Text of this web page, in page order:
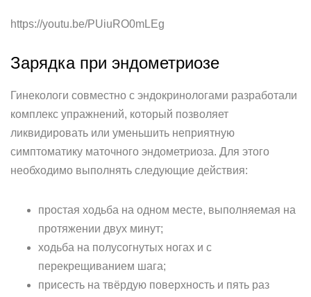
https://youtu.be/PUiuRO0mLEg
Зарядка при эндометриозе
Гинекологи совместно с эндокринологами разработали
комплекс упражнений, который позволяет
ликвидировать или уменьшить неприятную
симптоматику маточного эндометриоза. Для этого
необходимо выполнять следующие действия:
простая ходьба на одном месте, выполняемая на
протяжении двух минут;
ходьба на полусогнутых ногах и с
перекрещиванием шага;
присесть на твёрдую поверхность и пять раз